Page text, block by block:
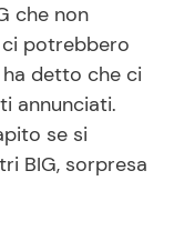
che non
potrebbero
detto che ci
annunciati.
se si
BIG, sorpresa